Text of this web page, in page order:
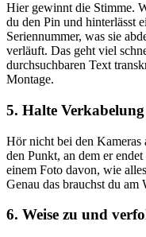
Hier gewinnt die Stimme.
du den Pin und hinterlässt
Seriennummer, was sie
verläuft. Das geht viel
durchsuchbaren Text
Montage.
5. Halte
Hör nicht bei den
den Punkt, an dem er
einem Foto davon, wie
Genau das brauchst du am
6. Weise zu und